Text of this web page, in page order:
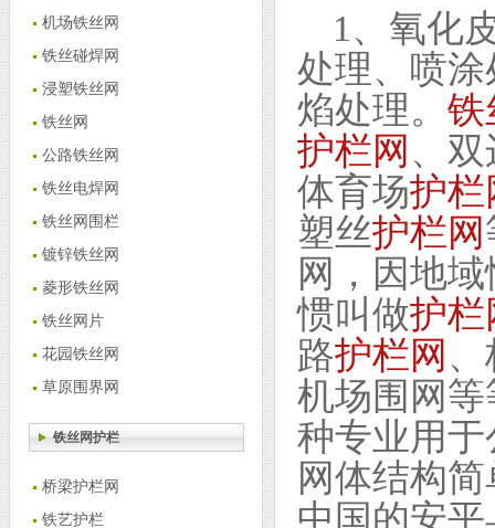
机场铁丝网
铁丝碰焊网
浸塑铁丝网
铁丝网
公路铁丝网
铁丝电焊网
铁丝网围栏
镀锌铁丝网
菱形铁丝网
铁丝网片
花园铁丝网
草原围界网
铁丝网护栏
桥梁护栏网
铁艺护栏
1、氧化
处理、喷
焰处理。 铁
护栏网 、
体育场护栏
塑丝护栏网
网，因地
惯叫做护栏
路护栏网
机场围网
种专业用
网体结构
中国的安